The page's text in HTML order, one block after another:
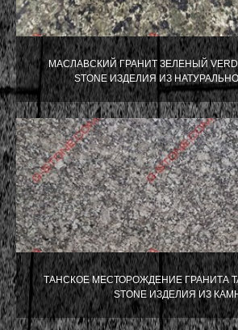
МАСЛАВСКИЙ ГРАНИТ ЗЕЛЕНЫЙ VERDE
STONE ИЗДЕЛИЯ ИЗ
ТАНСКОЕ МЕСТОРОЖДЕНИЕ ГРАНИТА
STONE ИЗДЕЛИЯ ИЗ